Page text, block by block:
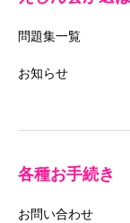
問題集一覧
お知らせ
各種お手続き
お問い合わせ